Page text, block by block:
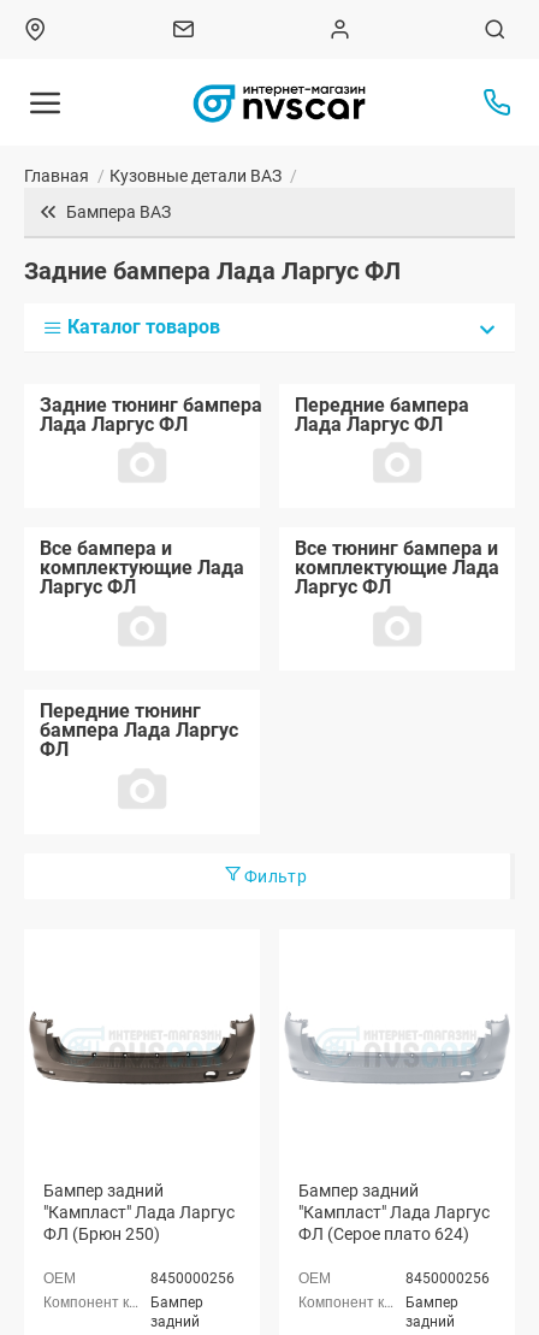
Главная / Кузовные детали ВАЗ /
Бампера ВАЗ
Задние бампера Лада Ларгус ФЛ
Каталог товаров
Задние тюнинг бампера
Лада Ларгус ФЛ
Передние бампера
Лада Ларгус ФЛ
Все бампера и
комплектующие Лада
Ларгус ФЛ
Все тюнинг бампера и
комплектующие Лада
Ларгус ФЛ
Передние тюнинг
бампера Лада Ларгус
ФЛ
Фильтр
Бампер задний
"Кампласт" Лада Ларгус
ФЛ (Брюн 250)
8450000256
Бампер
задний
Бампер задний
"Кампласт" Лада Ларгус
ФЛ (Серое плато 624)
8450000256
Бампер
задний